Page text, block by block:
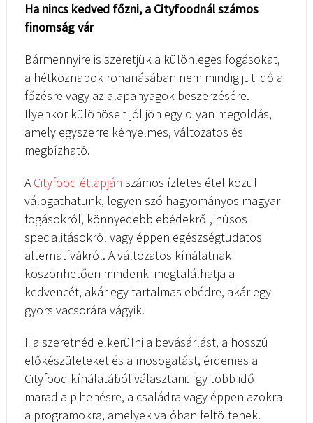
Ha nincs kedved főzni, a Cityfoodnál számos
finomság vár
Bármennyire is szeretjük a különleges fogásokat,
a hétköznapok rohanásában nem mindig jut idő a
főzésre vagy az alapanyagok beszerzésére.
Ilyenkor különösen jól jön egy olyan megoldás,
amely egyszerre kényelmes, változatos és
megbízható.
ACityfood étlapján számos ízletes étel közül
válogathatunk, legyen szó hagyományos magyar
fogásokról, könnyedebb ebédekről, húsos
specialitásokról vagy éppen egészségtudatos
alternatívákról. A változatos kínálatnak
köszönhetően mindenki megtalálhatja a
kedvencét, akár egy tartalmas ebédre, akár egy
gyors vacsorára vágyik.
Ha szeretnéd elkerülni a bevásárlást, a hosszú
előkészületeket és a mosogatást, érdemes a
Cityfood kínálatából választani. Így több idő
marad a pihenésre, a családra vagy éppen azokra
a programokra, amelyek valóban feltöltenek.